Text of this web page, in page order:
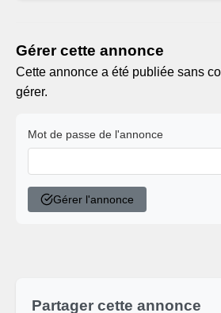
Gérer cette annonce
Cette annonce a été publiée sans
gérer.
Mot de passe de l'annonce
Gérer l'annonce
Partager cette annonce